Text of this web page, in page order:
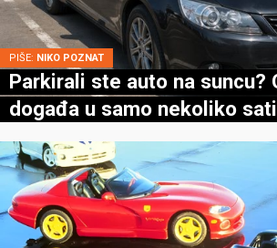
PIŠE: NIKO POZNAT
Parkirali ste auto na suncu?
događa u samo nekoliko sati